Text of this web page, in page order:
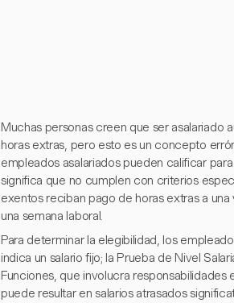
Muchas personas creen que ser
horas extras, pero esto es un concepto
empleados asalariados pueden calificar
significa que no cumplen con criterios
exentos reciban pago de horas extras a
una semana laboral.
Para determinar la elegibilidad, los
indica un salario fijo; la Prueba de Nivel
Funciones, que involucra
puede resultar en salarios atrasados